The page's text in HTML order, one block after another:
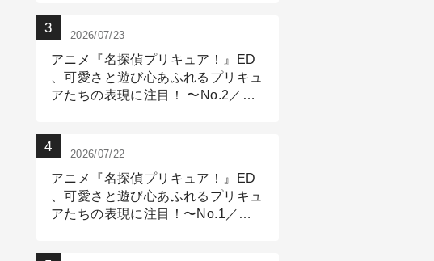
2026/07/23
アニメ『名探偵プリキュア！』ED
、可愛さと遊び心あふれるプリキュ
アたちの表現に注目！ 〜No.2／モ
2026/07/22
アニメ『名探偵プリキュア！』ED
、可愛さと遊び心あふれるプリキュ
アたちの表現に注目！〜No.1／演